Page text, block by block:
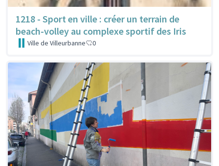
1218 - Sport en ville : créer un terrain de
beach-volley au complexe sportif des Iris
Ville de Villeurbanne 0